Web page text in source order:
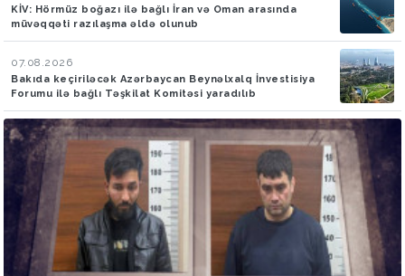
KİV: Hörmüz boğazı ilə bağlı İran və Oman arasında
müvəqqəti razılaşma əldə olunub
07.08.2026
Bakıda keçiriləcək Azərbaycan Beynəlxalq İnvestisiya
Forumu ilə bağlı Təşkilat Komitəsi yaradılıb